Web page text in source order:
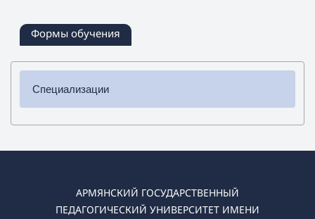
Формы обучения
Специализации
✔ Бакалавриат
➜ Русский язык и литература
АРМЯНСКИЙ ГОСУДАРСТВЕННЫЙ
ПЕДАГОГИЧЕСКИЙ УНИВЕРСИТЕТ ИМЕНИ